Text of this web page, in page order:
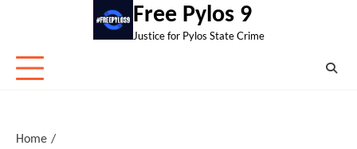
Free Pylos 9
Justice for Pylos State Crime
Home